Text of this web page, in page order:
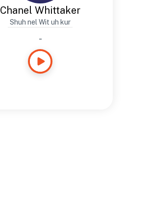
Chanel Whittaker
Shuh nel Wit uh kur
-